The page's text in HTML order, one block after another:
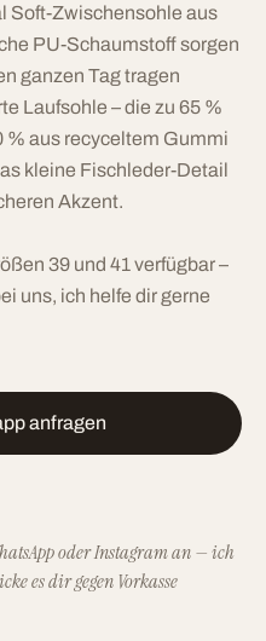
Soft-Zwischensohle aus
PU-Schaumstoff sorgen
ganzen Tag tragen
Laufsohle – die zu 65 %
% aus recyceltem Gummi
kleine Fischleder-Detail
Akzent.
39 und 41 verfügbar –
uns, ich helfe dir gerne
anfragen
oder Instagram an — ich
es dir gegen Vorkasse